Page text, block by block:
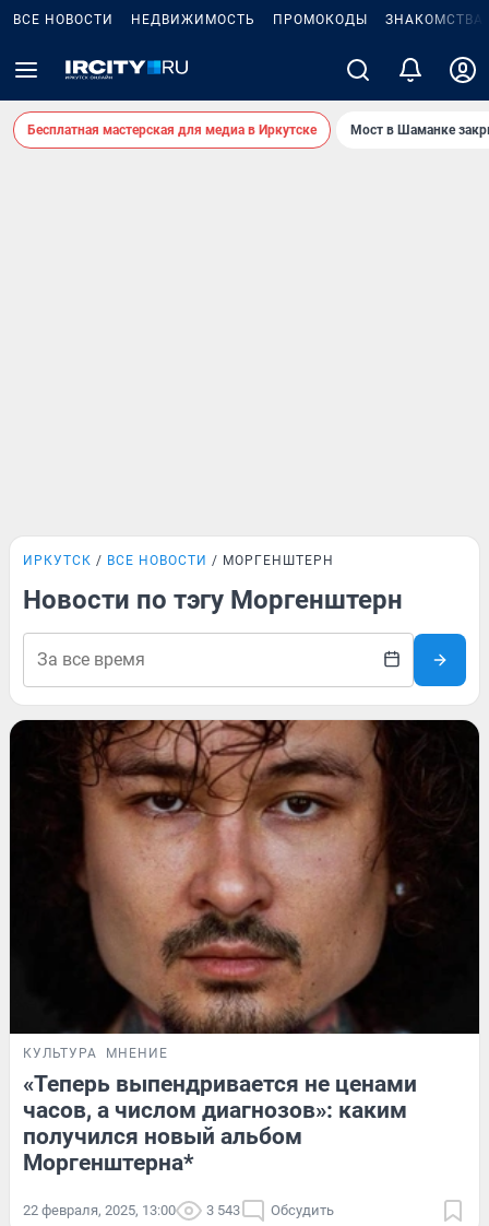
ВСЕ НОВОСТИ НЕДВИЖИМОСТЬ ПРОМОКОДЫ ЗНАКОМСТВА
Бесплатная мастерская для медиа в Иркутске Мост в Шаманке
ИРКУТСК ВСЕ НОВОСТИ МОРГЕНШТЕРН
Новости по тэгу Моргенштерн
КУЛЬТУРА МНЕНИЕ
«Теперь выпендривается не ценами
часов, а числом диагнозов»: каким
получился новый альбом
Моргенштерна*
22 февраля, 2025, 13:00 3 543 Обсудить